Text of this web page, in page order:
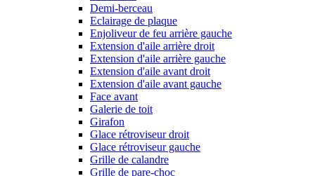
Demi-berceau
Eclairage de plaque
Enjoliveur de feu arrière gauche
Extension d'aile arrière droit
Extension d'aile arrière gauche
Extension d'aile avant droit
Extension d'aile avant gauche
Face avant
Galerie de toit
Girafon
Glace rétroviseur droit
Glace rétroviseur gauche
Grille de calandre
Grille de pare-choc